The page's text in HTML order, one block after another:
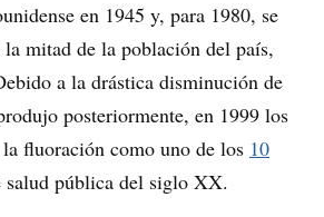
en 1945 y, para 1980, se
mitad de la población del país,
a la drástica disminución de
posteriormente, en 1999 los
fluoración como uno de los 10
salud pública del siglo XX.